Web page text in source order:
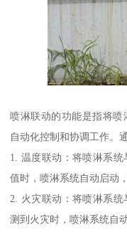
喷淋联动的功能是指将
自动化控制和协调工作。
1. 温度联动：将喷淋系
值时，喷淋系统自动启动
2. 火灾联动：将喷淋系
测到火灾时，喷淋系统自